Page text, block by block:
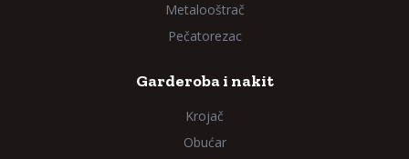
Metalooštrač
Pečatorezac
Garderoba i nakit
Krojač
Obućar